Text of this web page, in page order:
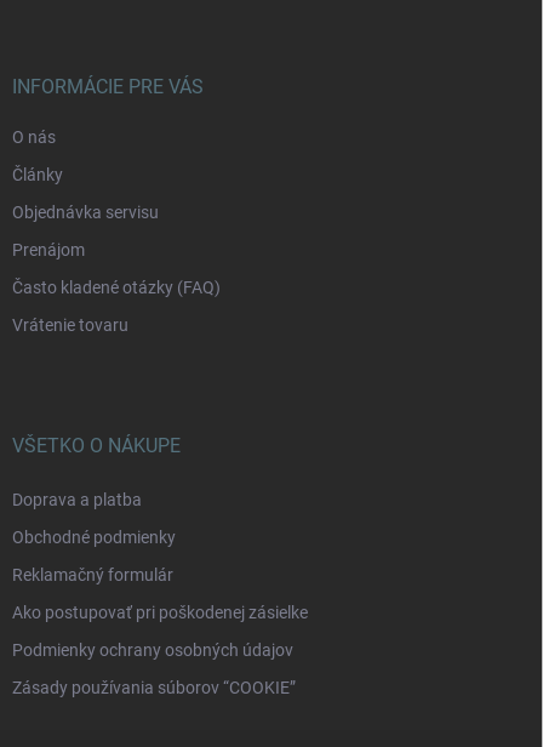
INFORMÁCIE PRE VÁS
O nás
Články
Objednávka servisu
Prenájom
Často kladené otázky (FAQ)
Vrátenie tovaru
VŠETKO O NÁKUPE
Doprava a platba
Obchodné podmienky
Reklamačný formulár
Ako postupovať pri poškodenej zásielke
Podmienky ochrany osobných údajov
Zásady používania súborov “COOKIE”